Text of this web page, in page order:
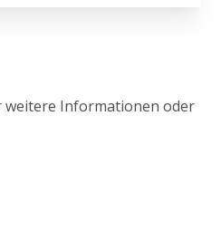
weitere Informationen oder